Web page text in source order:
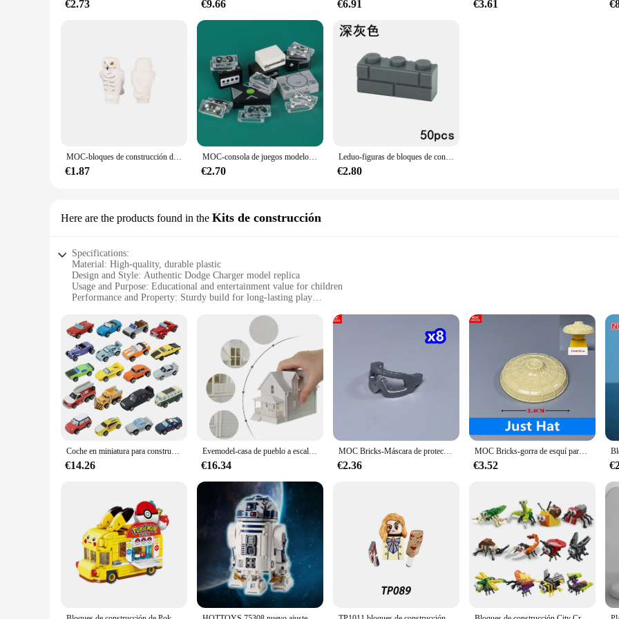
€2.73 €9.66 €6.91 €3.61
MOC-bloques de construcción de animales para niños, juguete de ladrillos para armar gato, pájaro, pingüino, búho, serpiente, oso, Delfín, águila, payaso, pez, ideal para regalo de cumpleaños
€1.87
MOC-consola de juegos modelo de computadora, bloques de construcción, de juegos de Mini reproductor TV, Televisión, teléfono móvil, juguetes de ladrillos impresos, regalo para niños
€2.70
Leduo-figuras de bloques de construcción MOC para niños, ladrillos de pared, gruesos, 1x2, 1x3, 1x4 L, Compatible con Leduo 98283 15533
€2.80
Here are the products found in the Kits de construcción
Specifications:
Material: High-quality, durable plastic
Design and Style: Authentic Dodge Charger model replica
Usage and Purpose: Educational and entertainment value for children
Performance and Property: Sturdy build for long-lasting play
Applicable People: Suitable for children aged 6 and above
Features:
|Wholesale|Vendors|
**Engaging Building Experience**
Immerse your child in the world of engineering with the Bloques de Construcción Técnicos para Niños Juguete de Ladrillos para Armar
a gateway to creativity and problem-solving skills. The meticulously designed blocks mimic the iconic Dodge Charger, allowing children
includes a variety of pieces that can be assembled to create a sturdy and impressive model.
**Educational and Developmental Benefits**
While providing hours of fun, this construction set also serves an educational purpose. It enhances fine motor skills, spatial awareness,
importance of following instructions and the satisfaction of completing a project. The set is ideal for parents and educators looking to
Charger kit is not only a toy but a tool for developing essential life skills.
The Bloques de Construcción Técnicos para Niños Juguete de Ladrillos para Armar Coche de Carreras Dodge Charger is designed to
resistant to wear, ensuring that the set can be enjoyed for an extended period. The set is also versatile, allowing children to disassemble
imagination. The set is perfect for both individual play and group activities, making it a fantastic addition to any child's toy collection.
Coche en miniatura para construcción de ferrocarril, juguete de diseño de paisaje, arquitectura, escala N 1:160
€14.26
Evemodel-casa de pueblo a escala HO N, 1 unidad, blanco, edificios arquitectónicos sin montar
€16.34
MOC Bricks-Máscara de protección facial para niños, figura de desgaste, cuello, bloque de construcción educativo, accesorios ensamblados, juguetes para niños, 4cm
€2.36
MOC Bricks-gorra de esquí para niños, sombrero de vaquero, accesorios para la cabeza, piezas de figuras, bloques de construcción, juguetes, regalos para niños, 10 unidades por lote
€3.52